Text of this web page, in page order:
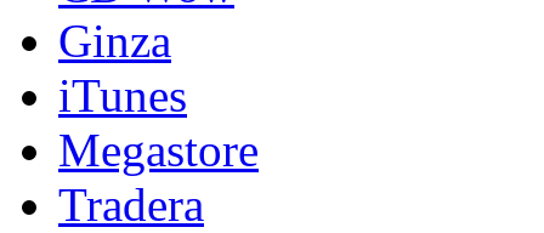
Ginza
iTunes
Megastore
Tradera